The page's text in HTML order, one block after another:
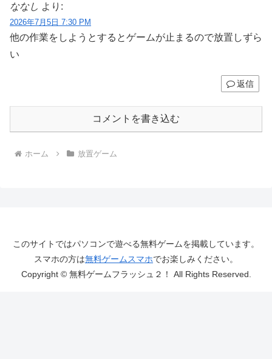
ななし より:
2026年7月5日 7:30 PM
他の作業をしようとするとゲームが止まるので放置しずら
い
返信
コメントを書き込む
ホーム 放置ゲーム
このサイトではパソコンで遊べる無料ゲームを掲載しています。
スマホの方は無料ゲームスマホでお楽しみください。
Copyright © 無料ゲームフラッシュ２！ All Rights Reserved.